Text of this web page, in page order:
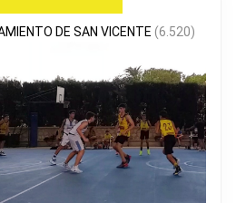
DE SAN VICENTE (6.520)